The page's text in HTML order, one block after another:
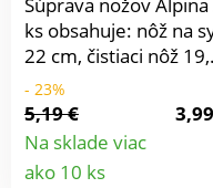
ks obsahuje: nôž na
22 cm, čistiaci nôž
cm, nôž na zeleninu
18,5 cm. Hrúbka
čepele: cca 1,2 mm.
Materiál: nerezová
oceľ.Súprava nožov
- 23%
5,19 €
Na sklade viac
ako 10 ks